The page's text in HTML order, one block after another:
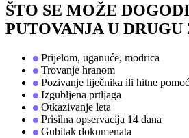
ŠTO SE MOŽE
PUTOVANJA U
Prijelom, uganuće, modrica
Trovanje hranom
Pozivanje liječnika ili hitne
Izgubljena prtljaga
Otkazivanje leta
Prisilna opservacija 14 dana
Gubitak dokumenata